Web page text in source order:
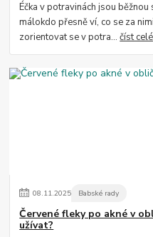
Éčka v potravinách jsou
málokdo přesně ví, co se za
zorientovat se v potra...číst celé
08.11.2025 Babské rady
Červené fleky po akné v
užívat?